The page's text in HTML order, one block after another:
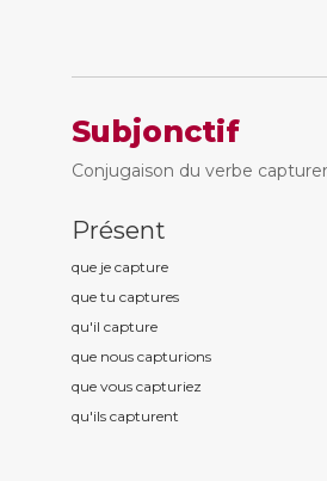
Subjonctif
Conjugaison du verbe
Présent
que je capture
que tu captures
qu'il capture
que nous capturions
que vous capturiez
qu'ils capturent